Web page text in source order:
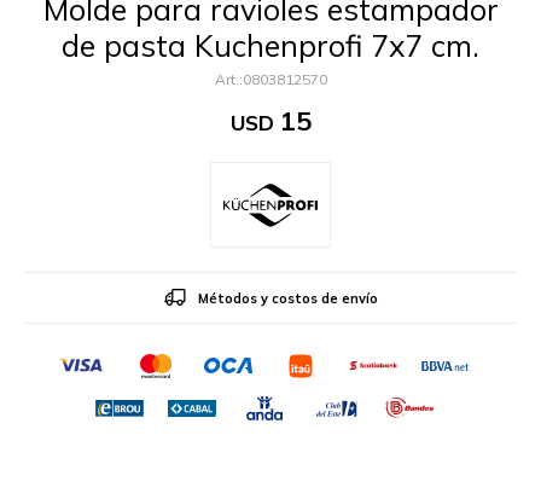
Molde para ravioles estampador
de pasta Kuchenprofi 7x7 cm.
0803812570
USD 15
Métodos y costos de envío